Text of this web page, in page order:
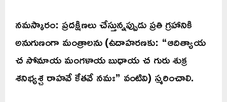
నమస్కారం: ప్రదక్షిణలు చేస్తున్నప్పుడు ప్రతి గ్రహానికి
అనుగుణంగా మంత్రాలను (ఉదాహరణకు: “ఆదిత్యాయ
చ సోమాయ మంగళాయ బుధాయ చ గురు శుక్ర
శనిభ్యశ్చ రాహవే కేతవే నమః” వంటివి) స్మరించాలి.